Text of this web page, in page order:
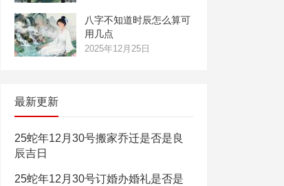
八字不知道时辰怎么算可
用几点
2025年12月25日
最新更新
25蛇年12月30号搬家乔迁是否是良
辰吉日
25蛇年12月30号订婚办婚礼是否是